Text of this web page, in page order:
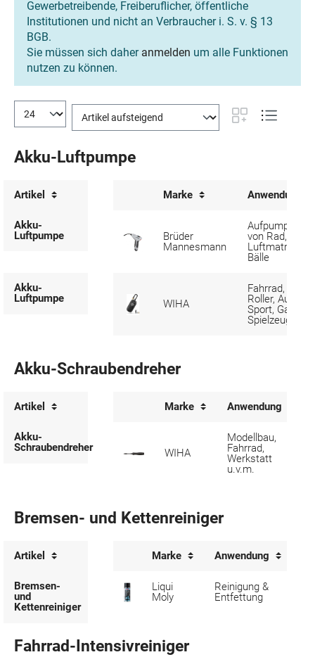
Gewerbetreibende, Freiberuflicher, öffentliche
Institutionen und nicht an Verbraucher i. S. v. § 13
BGB.
Sie müssen sich daher anmelden um alle Funktionen
nutzen zu können.
Akku-Luftpumpe
Artikel Marke Anwendung
Akku-
Luftpumpe
Brüder
Mannesmann
Aufpumpen
von Rad, Auto,
Luftmatratze,
Bälle
Akku-
Luftpumpe
WIHA
Fahrrad,
Roller, Auto,
Sport, Garten,
Spielzeug
Akku-Schraubendreher
Artikel Marke Anwendung
Akku-
Schraubendreher
WIHA
Modellbau,
Fahrrad,
Werkstatt
u.v.m.
Bremsen- und Kettenreiniger
Artikel Marke Anwendung
Bremsen-
und
Kettenreiniger
Liqui
Moly
Reinigung &
Entfettung
Fahrrad-Intensivreiniger